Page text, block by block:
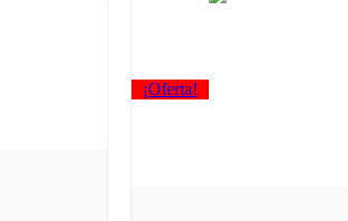
¡Oferta!